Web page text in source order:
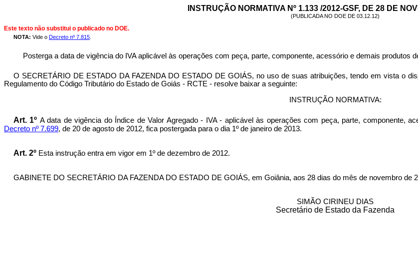
INSTRUÇÃO NORMATIVA Nº 1.133 /2012-GSF, DE 28 DE
(PUBLICADA NO DOE DE 03.12.12)
Este texto não substitui o publicado no DOE.
NOTA: Vide o Decreto nº 7.815.
Posterga a data de vigência do IVA aplicável às operações com peça, parte, componente, acessório e demais produtos
O SECRETÁRIO DE ESTADO DA FAZENDA DO ESTADO DE GOIÁS, no uso de suas atribuições, tendo em vista o
Regulamento do Código Tributário do Estado de Goiás - RCTE - resolve baixar a seguinte:
INSTRUÇÃO NORMATIVA:
Art. 1º A data de vigência do Índice de Valor Agregado - IVA - aplicável às operações com peça, parte, componente,
Decreto nº 7.699, de 20 de agosto de 2012, fica postergada para o dia 1º de janeiro de 2013.
Art. 2º Esta instrução entra em vigor em 1º de dezembro de 2012.
GABINETE DO SECRETÁRIO DA FAZENDA DO ESTADO DE GOIÁS, em Goiânia, aos 28 dias do mês de novembro de
SIMÃO CIRINEU DIAS
Secretário de Estado da Fazenda